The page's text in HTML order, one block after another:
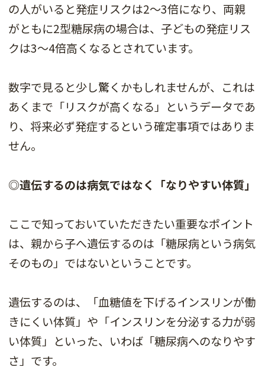
の人がいると発症リスクは2〜3倍になり、両親
がともに2型糖尿病の場合は、子どもの発症リス
クは3〜4倍高くなるとされています。
数字で見ると少し驚くかもしれませんが、これは
あくまで「リスクが高くなる」というデータであ
り、将来必ず発症するという確定事項ではありま
せん。
◎遺伝するのは病気ではなく「なりやすい体質」
ここで知っておいていただきたい重要なポイント
は、親から子へ遺伝するのは「糖尿病という病気
そのもの」ではないということです。
遺伝するのは、「血糖値を下げるインスリンが働
きにくい体質」や「インスリンを分泌する力が弱
い体質」といった、いわば「糖尿病へのなりやす
さ」です。